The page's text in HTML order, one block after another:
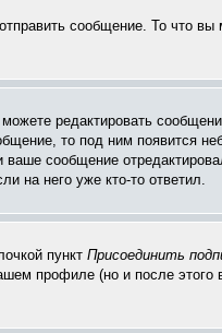
сообщение. То что
редактировать
то под ним появится
сообщение
на него уже кто-то ответил.
пункт Присоединить
профиле (но и после